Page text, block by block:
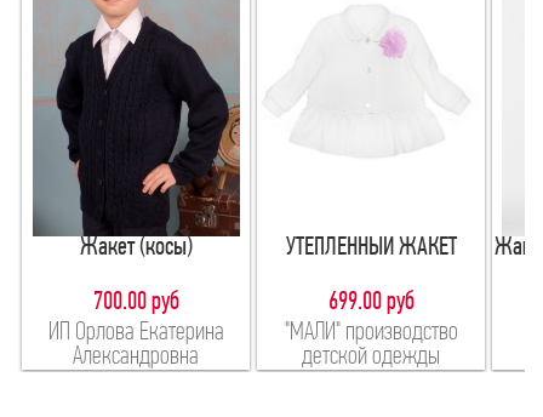
Жакет (косы)
700.00 руб
ИП Орлова Екатерина
Александровна
УТЕПЛЕННЫЙ ЖАКЕТ
699.00 руб
"МАЛИ" производство
детской одежды